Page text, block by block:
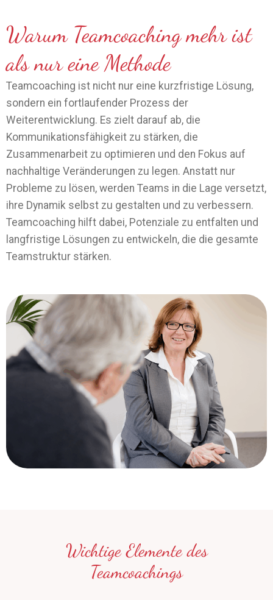
Warum Teamcoaching mehr ist
als nur eine Methode
Teamcoaching ist nicht nur eine kurzfristige Lösung,
sondern ein fortlaufender Prozess der
Weiterentwicklung. Es zielt darauf ab, die
Kommunikationsfähigkeit zu stärken, die
Zusammenarbeit zu optimieren und den Fokus auf
nachhaltige Veränderungen zu legen. Anstatt nur
Probleme zu lösen, werden Teams in die Lage versetzt,
ihre Dynamik selbst zu gestalten und zu verbessern.
Teamcoaching hilft dabei, Potenziale zu entfalten und
langfristige Lösungen zu entwickeln, die die gesamte
Teamstruktur stärken.
Wichtige Elemente des
Teamcoachings